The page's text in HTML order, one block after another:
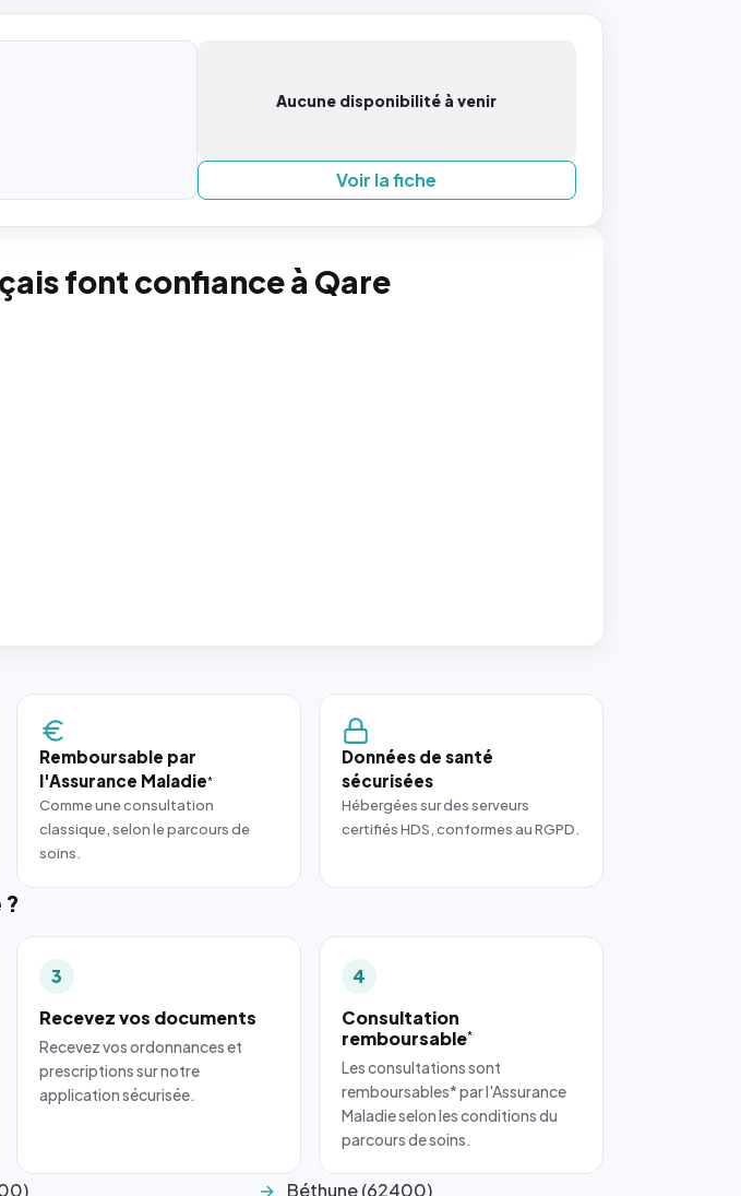
Aucune disponibilité à venir
Voir la fiche
font confiance à Qare
Remboursable par
l'Assurance Maladie*
Comme une consultation
classique, selon le parcours de
soins.
Données de santé
sécurisées
Hébergées sur des serveurs
certifiés HDS, conformes au RGPD.
3
Recevez vos documents
Recevez vos ordonnances et
prescriptions sur notre
application sécurisée.
4
Consultation
remboursable*
Les consultations sont
remboursables* par l'Assurance
Maladie selon les conditions du
parcours de soins.
Béthune (62400)